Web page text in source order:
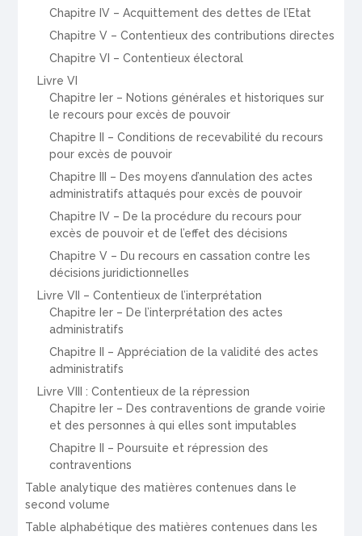
Chapitre IV – Acquittement des dettes de l’Etat
Chapitre V – Contentieux des contributions directes
Chapitre VI – Contentieux électoral
Livre VI
Chapitre Ier – Notions générales et historiques sur
le recours pour excès de pouvoir
Chapitre II – Conditions de recevabilité du recours
pour excès de pouvoir
Chapitre III – Des moyens d’annulation des actes
administratifs attaqués pour excès de pouvoir
Chapitre IV – De la procédure du recours pour
excès de pouvoir et de l’effet des décisions
Chapitre V – Du recours en cassation contre les
décisions juridictionnelles
Livre VII – Contentieux de l’interprétation
Chapitre Ier – De l’interprétation des actes
administratifs
Chapitre II – Appréciation de la validité des actes
administratifs
Livre VIII : Contentieux de la répression
Chapitre Ier – Des contraventions de grande voirie
et des personnes à qui elles sont imputables
Chapitre II – Poursuite et répression des
contraventions
Table analytique des matières contenues dans le
second volume
Table alphabétique des matières contenues dans les